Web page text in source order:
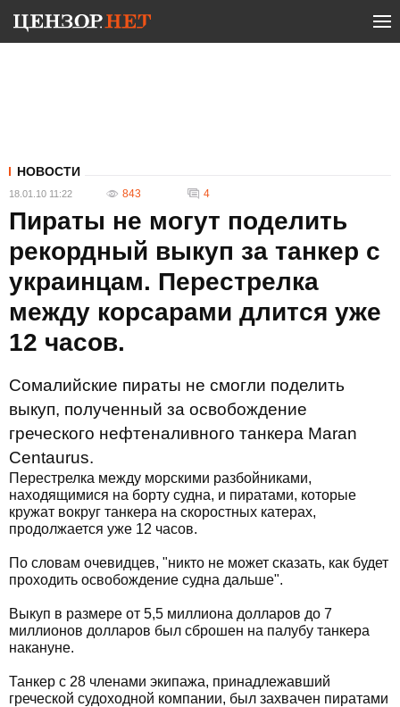
НОВОСТИ
18.01.10 11:22 843 4
Пираты не могут поделить
рекордный выкуп за танкер с
украинцам. Перестрелка
между корсарами длится уже
12 часов.
Сомалийские пираты не смогли поделить
выкуп, полученный за освобождение
греческого нефтеналивного танкера Maran
Centaurus.
Перестрелка между морскими разбойниками,
находящимися на борту судна, и пиратами, которые
кружат вокруг танкера на скоростных катерах,
продолжается уже 12 часов.
По словам очевидцев, "никто не может сказать, как будет
проходить освобождение судна дальше".
Выкуп в размере от 5,5 миллиона долларов до 7
миллионов долларов был сброшен на палубу танкера
накануне.
Танкер с 28 членами экипажа, принадлежавший
греческой судоходной компании, был захвачен пиратами